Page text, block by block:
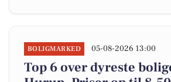
BOLIGMARKED 05-08-2026 13:00
Top 6 over dyreste